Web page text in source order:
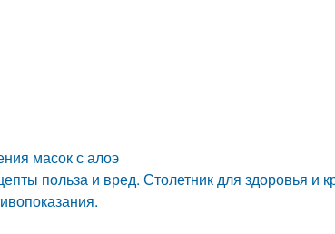
масок с алоэ
польза и вред. Столетник для здоровья и